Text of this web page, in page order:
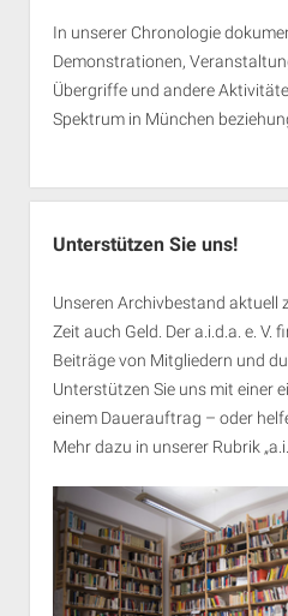
In unserer Chronologie
Demonstrationen,
Übergriffe und andere
Spektrum in München
Unterstützen Sie uns!
Unseren Archivbestand aktuell
Zeit auch Geld. Der a.i.d.a. e.
Beiträge von Mitgliedern und
Unterstützen Sie uns mit einer
einem Dauerauftrag – oder
Mehr dazu in unserer Rubrik „